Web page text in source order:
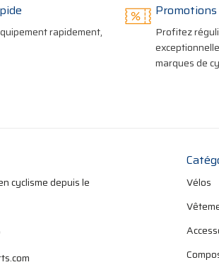
rapidement,
Profitez
marques de
cyclisme depuis le
Vélos